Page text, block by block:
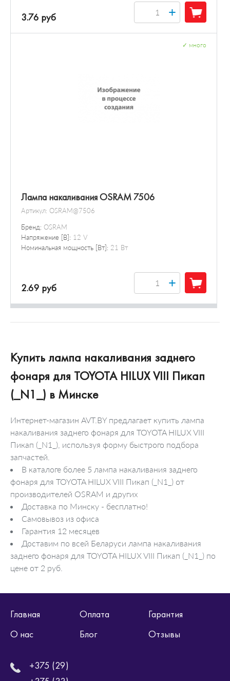
3.76 руб +
Лампа накаливания OSRAM 7506
Артикул: OSRAM@7506
Бренд: OSRAM
Напряжение [В]: 12 V
Номинальная мощность [Вт]: 21 Вт
много
2.69 руб +
Купить лампа накаливания заднего
фонаря для TOYOTA HILUX VIII Пикап
(_N1_) в Минске
Интернет-магазин AVT.BY предлагает купить лампа
накаливания заднего фонаря для TOYOTA HILUX VIII
Пикап (_N1_), используя форму быстрого подбора
запчастей.
В каталоге более 5 лампа накаливания заднего
фонаря для TOYOTA HILUX VIII Пикап (_N1_) от
производителей OSRAM и других
Доставка по Минску - бесплатно!
Самовывоз из офиса
Гарантия 12 месяцев
Доставим по всей Беларуси лампа накаливания
заднего фонаря для TOYOTA HILUX VIII Пикап (_N1_) по
цене от 2 руб.
Главная Оплата
Гарантия
О нас
Блог Отзывы
+375 (29)